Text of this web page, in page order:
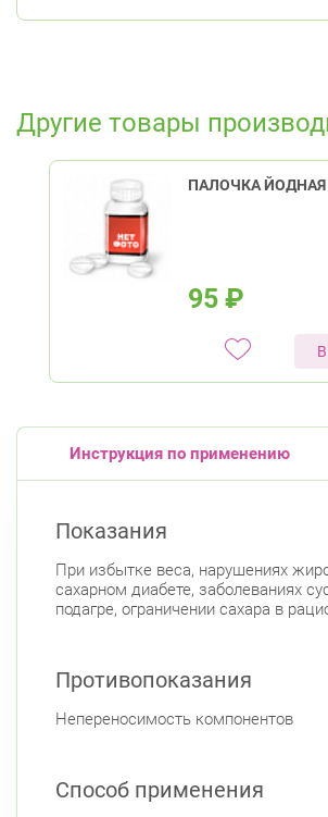
Другие товары
ПАЛОЧКА
95 ₽
Инструкция по применению
Показания
При избытке веса, нарушениях
сахарном диабете, заболеваниях
подагре, ограничении сахара в
Противопоказания
Непереносимость компонентов
Способ применения